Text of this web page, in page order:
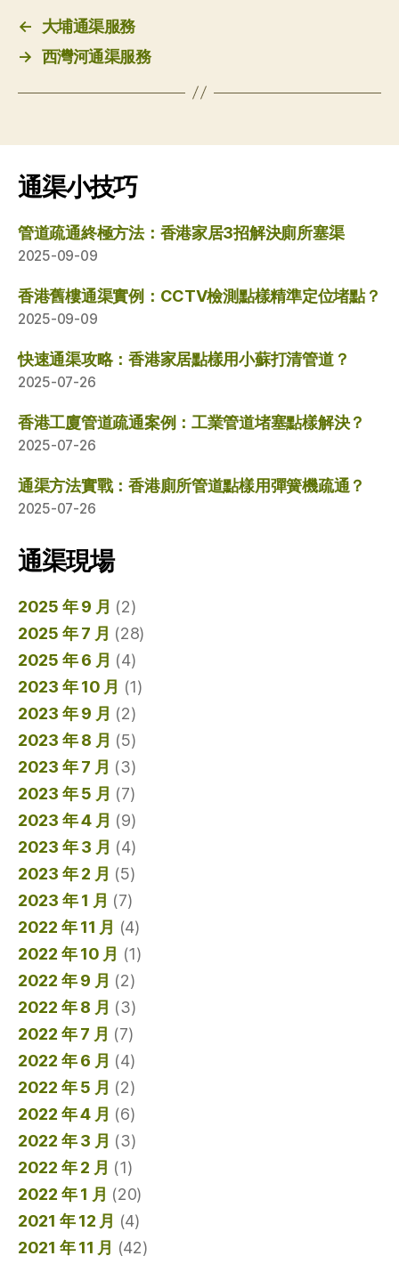
←
大埔通渠服務
→ 西灣河通渠服務
通渠小技巧
管道疏通終極方法：香港家居3招解決廁所塞渠
2025-09-09
香港舊樓通渠實例：CCTV檢測點樣精準定位堵點？
2025-09-09
快速通渠攻略：香港家居點樣用小蘇打清管道？
2025-07-26
香港工廈管道疏通案例：工業管道堵塞點樣解決？
2025-07-26
通渠方法實戰：香港廁所管道點樣用彈簧機疏通？
2025-07-26
通渠現場
2025 年 9 月 (2)
2025 年 7 月 (28)
2025 年 6 月 (4)
2023 年 10 月 (1)
2023 年 9 月 (2)
2023 年 8 月 (5)
2023 年 7 月 (3)
2023 年 5 月 (7)
2023 年 4 月 (9)
2023 年 3 月 (4)
2023 年 2 月 (5)
2023 年 1 月 (7)
2022 年 11 月 (4)
2022 年 10 月 (1)
2022 年 9 月 (2)
2022 年 8 月 (3)
2022 年 7 月 (7)
2022 年 6 月 (4)
2022 年 5 月 (2)
2022 年 4 月 (6)
2022 年 3 月 (3)
2022 年 2 月 (1)
2022 年 1 月 (20)
2021 年 12 月 (4)
2021 年 11 月 (42)